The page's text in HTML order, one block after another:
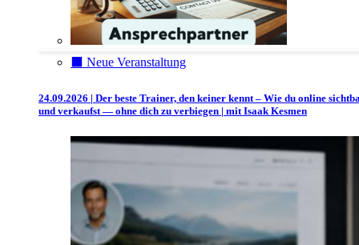
⬛️ Neue Veranstaltung
24.09.2026 | Der beste Trainer, den keiner kennt – Wie du online
und verkaufst — ohne dich zu verbiegen | mit Isaak Kesmen